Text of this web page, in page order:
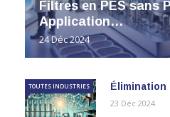
Filtres en PES sans
Application…
24 Déc 2024
Élimination
TOUTES INDUSTRIES
23 Déc 2024